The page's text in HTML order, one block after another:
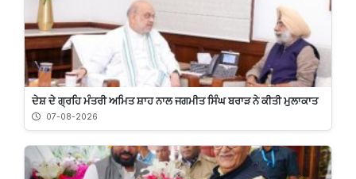
ਦੇਸ਼ ਦੇ ਗ੍ਰਹਿ ਮੰਤਰੀ ਅਮਿਤ ਸ਼ਾਹ ਨਾਲ ਜਗਮੀਤ ਸਿੰਘ ਬਰਾੜ ਨੇ ਕੀਤੀ ਮੁਲਾਕਾਤ
07-08-2026